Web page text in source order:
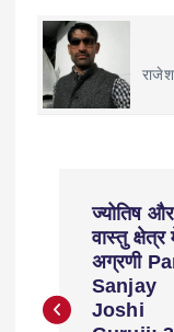
ज्योतिष और
वास्तु क्षेत्र
अग्रणी
Sanjay
Joshi